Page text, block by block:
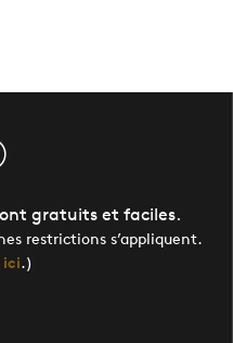
gratuits et faciles.
restrictions s’appliquent.
ici.)